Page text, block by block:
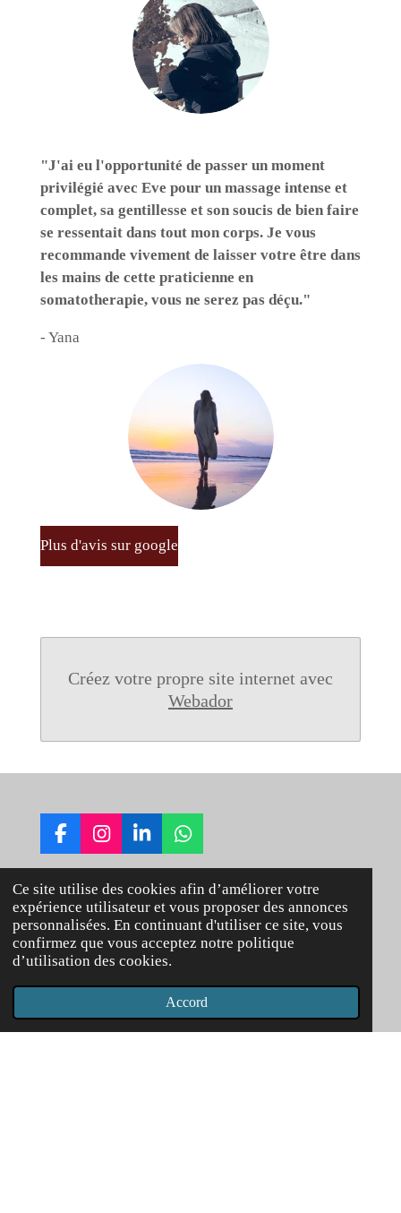
Ce site utilise des cookies afin d’améliorer votre
expérience utilisateur et vous proposer des annonces
personnalisées. En continuant d'utiliser ce site, vous
confirmez que vous acceptez notre politique
d’utilisation des cookies.
Accord
"J'ai eu l'opportunité de passer un moment
privilégié avec Eve pour un massage intense et
complet, sa gentillesse et son soucis de bien faire
se ressentait dans tout mon corps. Je vous
recommande vivement de laisser votre être dans
les mains de cette praticienne en
somatotherapie, vous ne serez pas déçu."
- Yana
Plus d'avis sur google
Créez votre propre site internet avec
Webador
F
a
e
b
o
o
k
I
n
t
a
g
r
a
m
L
i
k
e
d
I
n
W
h
t
s
A
p
rebelo.eve@gmail.com
+33781766792